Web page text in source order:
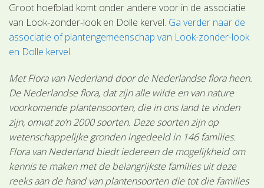
Groot hoefblad komt onder andere voor in de associatie
van Look-zonder-look en Dolle kervel. Ga verder naar de
associatie of plantengemeenschap van Look-zonder-look
en Dolle kervel.
Met Flora van Nederland door de Nederlandse flora heen.
De Nederlandse flora, dat zijn alle wilde en van nature
voorkomende plantensoorten, die in ons land te vinden
zijn, omvat zo’n 2000 soorten. Deze soorten zijn op
wetenschappelijke gronden ingedeeld in 146 families.
Flora van Nederland biedt iedereen de mogelijkheid om
kennis te maken met de belangrijkste families uit deze
reeks aan de hand van plantensoorten die tot die families